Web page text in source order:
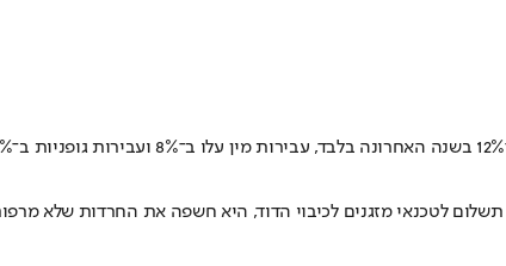
לטכנאי מזגנים לכיבוי הדוד, היא חשפה את החרדות שלא